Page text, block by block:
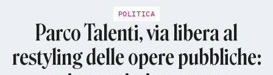
POLITICA
Parco Talenti, via libera al
restyling delle opere pubbliche: